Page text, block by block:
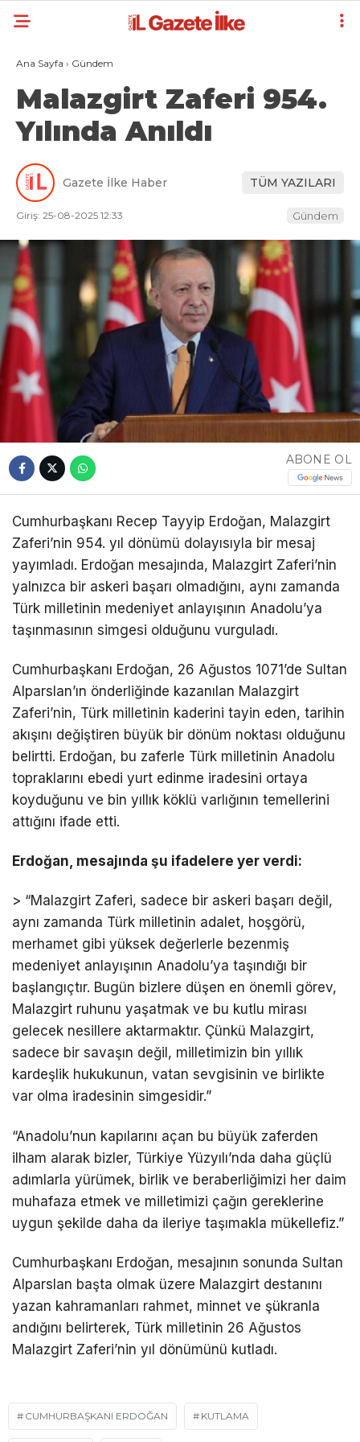
Ana Sayfa › Gündem
Malazgirt Zaferi 954.
Yılında Anıldı
Gazete İlke Haber TÜM YAZILARI
Giriş: 25-08-2025 12:33 Gündem
ABONE OL
Cumhurbaşkanı Recep Tayyip Erdoğan, Malazgirt
Zaferi’nin 954. yıl dönümü dolayısıyla bir mesaj
yayımladı. Erdoğan mesajında, Malazgirt Zaferi’nin
yalnızca bir askeri başarı olmadığını, aynı zamanda
Türk milletinin medeniyet anlayışının Anadolu’ya
taşınmasının simgesi olduğunu vurguladı.
Cumhurbaşkanı Erdoğan, 26 Ağustos 1071’de Sultan
Alparslan’ın önderliğinde kazanılan Malazgirt
Zaferi’nin, Türk milletinin kaderini tayin eden, tarihin
akışını değiştiren büyük bir dönüm noktası olduğunu
belirtti. Erdoğan, bu zaferle Türk milletinin Anadolu
topraklarını ebedi yurt edinme iradesini ortaya
koyduğunu ve bin yıllık köklü varlığının temellerini
attığını ifade etti.
Erdoğan, mesajında şu ifadelere yer verdi:
> “Malazgirt Zaferi, sadece bir askeri başarı değil,
aynı zamanda Türk milletinin adalet, hoşgörü,
merhamet gibi yüksek değerlerle bezenmiş
medeniyet anlayışının Anadolu’ya taşındığı bir
başlangıçtır. Bugün bizlere düşen en önemli görev,
Malazgirt ruhunu yaşatmak ve bu kutlu mirası
gelecek nesillere aktarmaktır. Çünkü Malazgirt,
sadece bir savaşın değil, milletimizin bin yıllık
kardeşlik hukukunun, vatan sevgisinin ve birlikte
var olma iradesinin simgesidir.”
“Anadolu’nun kapılarını açan bu büyük zaferden
ilham alarak bizler, Türkiye Yüzyılı’nda daha güçlü
adımlarla yürümek, birlik ve beraberliğimizi her daim
muhafaza etmek ve milletimizi çağın gereklerine
uygun şekilde daha da ileriye taşımakla mükellefiz.”
Cumhurbaşkanı Erdoğan, mesajının sonunda Sultan
Alparslan başta olmak üzere Malazgirt destanını
yazan kahramanları rahmet, minnet ve şükranla
andığını belirterek, Türk milletinin 26 Ağustos
Malazgirt Zaferi’nin yıl dönümünü kutladı.
CUMHURBAŞKANI ERDOĞAN KUTLAMA